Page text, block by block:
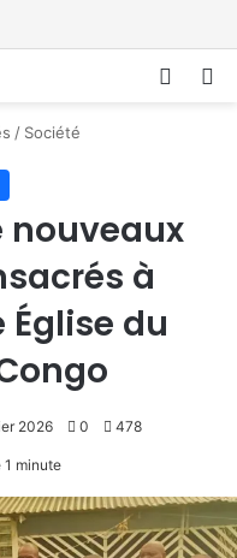
/ Société
nouveaux
à
Église du
2026 0 478
1 minute